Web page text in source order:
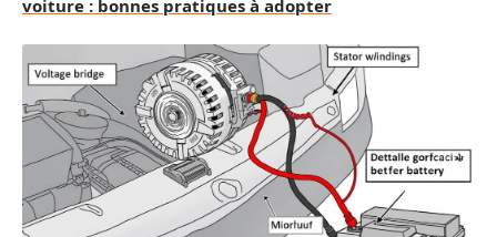
voiture : bonnes pratiques à adopter